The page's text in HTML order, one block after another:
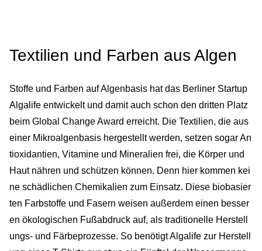
Textilien und Farben aus Algen
Stoffe und Farben auf Algenbasis hat das Berliner Startup
Algalife entwickelt und damit auch schon den dritten Platz
beim Global Change Award erreicht. Die Textilien, die aus
einer Mikroalgenbasis hergestellt werden, setzen sogar An
tioxidantien, Vitamine und Mineralien frei, die Körper und
Haut nähren und schützen können. Denn hier kommen kei
ne schädlichen Chemikalien zum Einsatz. Diese biobasier
ten Farbstoffe und Fasern weisen außerdem einen besser
en ökologischen Fußabdruck auf, als traditionelle Herstell
ungs- und Färbeprozesse. So benötigt Algalife zur Herstell